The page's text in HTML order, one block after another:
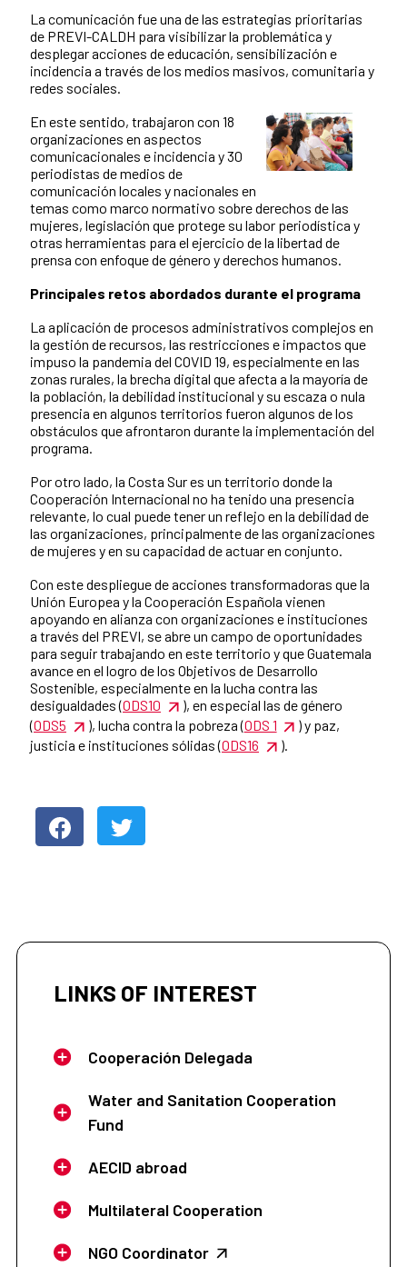
La comunicación fue una de las estrategias prioritarias
de PREVI-CALDH para visibilizar la problemática y
desplegar acciones de educación, sensibilización e
incidencia a través de los medios masivos, comunitaria y
redes sociales.
En este sentido, trabajaron con 18
organizaciones en aspectos
comunicacionales e incidencia y 30
periodistas de medios de
comunicación locales y nacionales en
temas como marco normativo sobre derechos de las
mujeres, legislación que protege su labor periodística y
otras herramientas para el ejercicio de la libertad de
prensa con enfoque de género y derechos humanos.
Principales retos abordados durante el programa
La aplicación de procesos administrativos complejos en
la gestión de recursos, las restricciones e impactos que
impuso la pandemia del COVID 19, especialmente en las
zonas rurales, la brecha digital que afecta a la mayoría de
la población, la debilidad institucional y su escaza o nula
presencia en algunos territorios fueron algunos de los
obstáculos que afrontaron durante la implementación del
programa.
Por otro lado, la Costa Sur es un territorio donde la
Cooperación Internacional no ha tenido una presencia
relevante, lo cual puede tener un reflejo en la debilidad de
las organizaciones, principalmente de las organizaciones
de mujeres y en su capacidad de actuar en conjunto.
Con este despliegue de acciones transformadoras que la
Unión Europea y la Cooperación Española vienen
apoyando en alianza con organizaciones e instituciones
a través del PREVI, se abre un campo de oportunidades
para seguir trabajando en este territorio y que Guatemala
avance en el logro de los Objetivos de Desarrollo
Sostenible, especialmente en la lucha contra las
desigualdades (ODS10
), en especial las de género
(ODS5 ), lucha contra la pobreza (ODS 1
) y paz,
justicia e instituciones sólidas (ODS16 ).
LINKS OF INTEREST
Cooperación Delegada
Water and Sanitation Cooperation
Fund
AECID abroad
Multilateral Cooperation
NGO Coordinator